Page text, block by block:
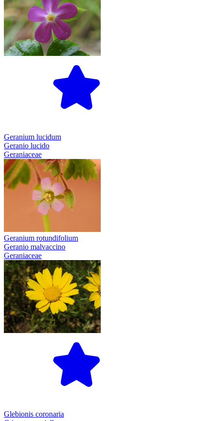
Geranium lucidum
Geranio lucido
Geraniaceae
Geranium rotundifolium
Geranio malvaccino
Geraniaceae
Glebionis coronaria